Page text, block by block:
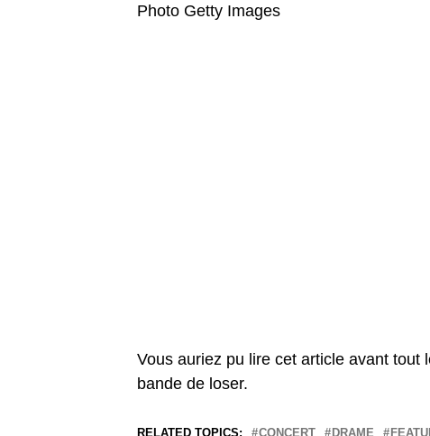
Photo Getty Images
Vous auriez pu lire cet article avant tout
bande de loser.
RELATED TOPICS: CONCERT DRAME